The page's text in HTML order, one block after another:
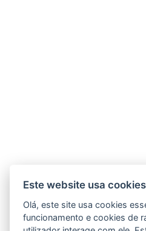
Este website usa
Olá, este site usa cookies
funcionamento e cookies de